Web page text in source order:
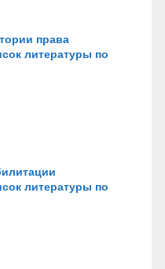
права
литературы по
литературы по